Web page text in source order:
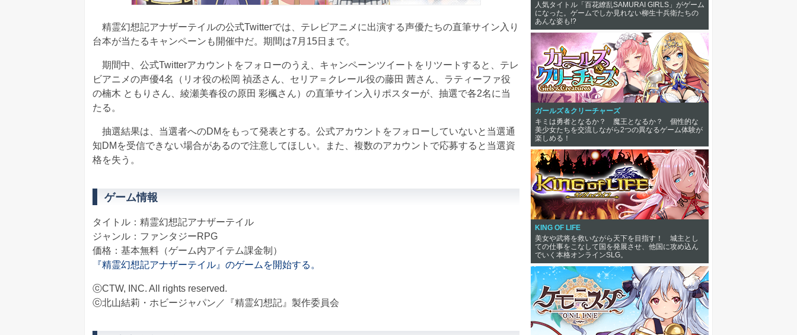
精霊幻想記アナザーテイルの公式Twitterでは、テレビアニメに出演する声優たちの直筆サイン入り
台本が当たるキャンペーンも開催中だ。期間は7月15日まで。
期間中、公式Twitterアカウントをフォローのうえ、キャンペーンツイートをリツートすると、テレ
ビアニメの声優4名（リオ役の松岡 禎丞さん、セリア＝クレール役の藤田 茜さん、ラティーファ役
の楠木 ともりさん、綾瀬美春役の原田 彩楓さん）の直筆サイン入りポスターが、抽選で各2名に当
たる。
抽選結果は、当選者へのDMをもって発表とする。公式アカウントをフォローしていないと当選通
知DMを受信できない場合があるので注意してほしい。また、複数のアカウントで応募すると当選資
格を失う。
ゲーム情報
タイトル：精霊幻想記アナザーテイル
ジャンル：ファンタジーRPG
価格：基本無料（ゲーム内アイテム課金制）
『精霊幻想記アナザーテイル』のゲームを開始する。
ⓒCTW, INC. All rights reserved.
ⓒ北山結莉・ホビージャパン／『精霊幻想記』製作委員会
人気タイトル「百花繚乱SAMURAI GIRLS」がゲーム
になった。ゲームでしか見れない柳生十兵衛たちの
あんな姿も!?
ガールズ＆クリーチャーズ
キミは勇者となるか？ 魔王となるか？ 個性的な
美少女たちを交流しながら2つの異なるゲーム体験が
楽しめる！
KING OF LIFE
美女や武将を救いながら天下を目指す！ 城主とし
ての仕事をこなして国を発展させ、他国に攻め込ん
でいく本格オンラインSLG。